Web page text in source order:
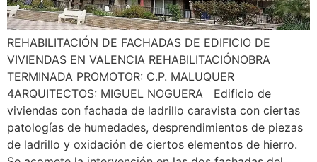
REHABILITACIÓN DE FACHADAS DE EDIFICIO DE
VIVIENDAS EN VALENCIA REHABILITACIÓNOBRA
TERMINADA PROMOTOR: C.P. MALUQUER
4ARQUITECTOS: MIGUEL NOGUERA Edificio de
viviendas con fachada de ladrillo caravista con ciertas
patologías de humedades, desprendimientos de piezas
de ladrillo y oxidación de ciertos elementos de hierro.